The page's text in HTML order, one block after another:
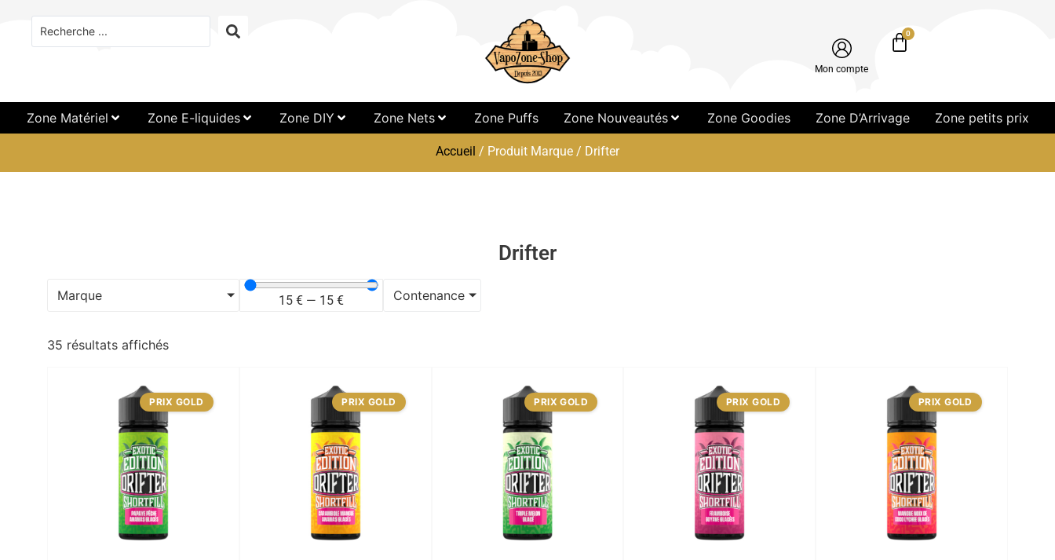
Mon compte
0
Zone Matériel Zone E-liquides Zone DIY Zone Nets Zone Puffs Zone Nouveautés Zone Goodies Zone D’Arrivage Zone petits prix
Accueil / Produit Marque / Drifter
Drifter
Marque 15 € — 15 € Contenance
35 résultats affichés
PRIX GOLD PRIX GOLD PRIX GOLD PRIX GOLD PRIX GOLD